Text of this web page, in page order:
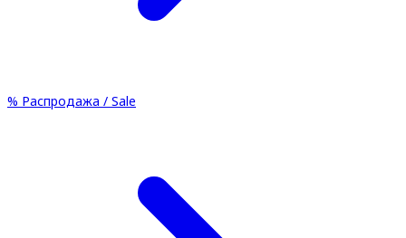
% Распродажа / Sale